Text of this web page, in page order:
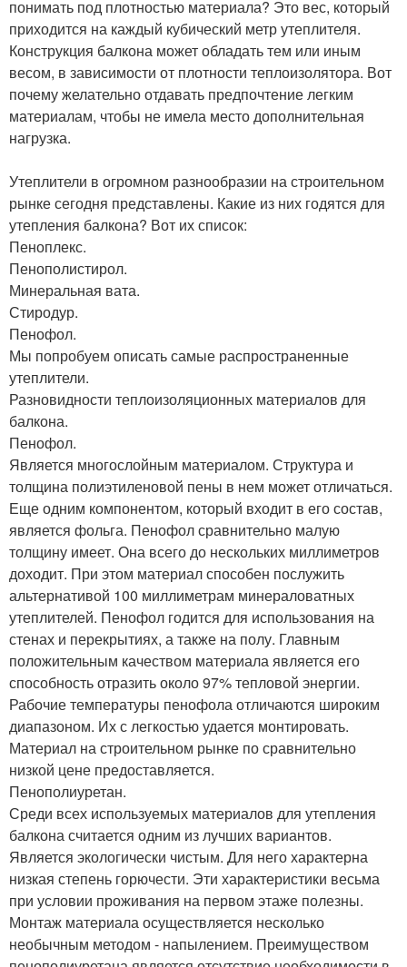
понимать под плотностью материала? Это вес, который
приходится на каждый кубический метр утеплителя.
Конструкция балкона может обладать тем или иным
весом, в зависимости от плотности теплоизолятора. Вот
почему желательно отдавать предпочтение легким
материалам, чтобы не имела место дополнительная
нагрузка.
Утеплители в огромном разнообразии на строительном
рынке сегодня представлены. Какие из них годятся для
утепления балкона? Вот их список:
Пеноплекс.
Пенополистирол.
Минеральная вата.
Стиродур.
Пенофол.
Мы попробуем описать самые распространенные
утеплители.
Разновидности теплоизоляционных материалов для
балкона.
Пенофол.
Является многослойным материалом. Структура и
толщина полиэтиленовой пены в нем может отличаться.
Еще одним компонентом, который входит в его состав,
является фольга. Пенофол сравнительно малую
толщину имеет. Она всего до нескольких миллиметров
доходит. При этом материал способен послужить
альтернативой 100 миллиметрам минераловатных
утеплителей. Пенофол годится для использования на
стенах и перекрытиях, а также на полу. Главным
положительным качеством материала является его
способность отразить около 97% тепловой энергии.
Рабочие температуры пенофола отличаются широким
диапазоном. Их с легкостью удается монтировать.
Материал на строительном рынке по сравнительно
низкой цене предоставляется.
Пенополиуретан.
Среди всех используемых материалов для утепления
балкона считается одним из лучших вариантов.
Является экологически чистым. Для него характерна
низкая степень горючести. Эти характеристики весьма
при условии проживания на первом этаже полезны.
Монтаж материала осуществляется несколько
необычным методом - напылением. Преимуществом